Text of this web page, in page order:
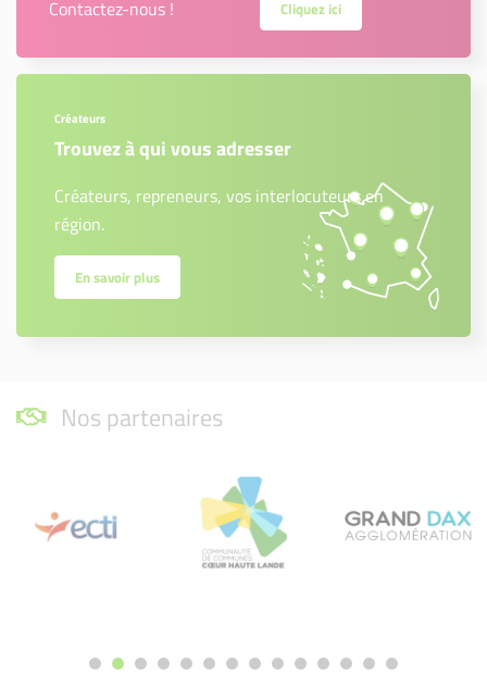
Contactez-nous ! Cliquez ici
Créateurs
Trouvez à qui vous adresser
Créateurs, repreneurs, vos interlocuteurs en
région.
En savoir plus
Nos partenaires